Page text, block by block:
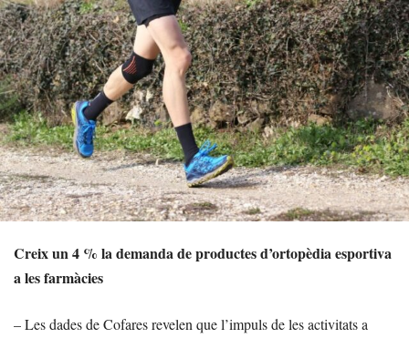
Creix un 4 % la demanda de productes d’ortopèdia esportiva
a les farmàcies
– Les dades de Cofares revelen que l’impuls de les activitats a